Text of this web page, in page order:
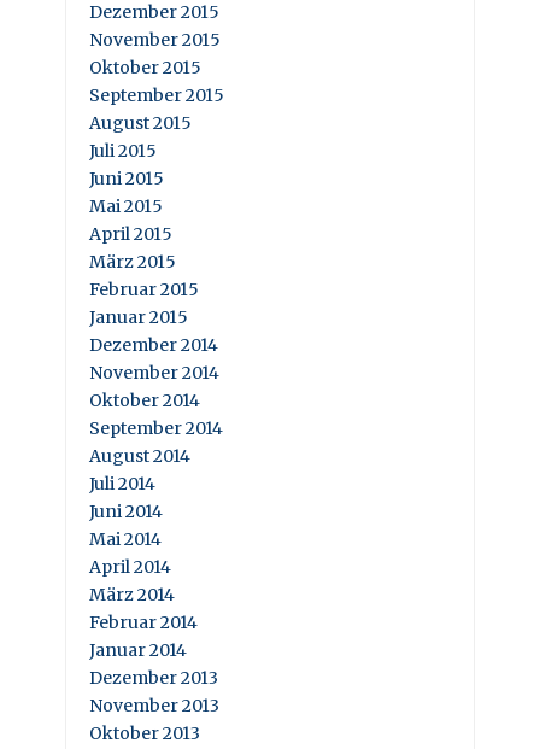
Dezember 2015
November 2015
Oktober 2015
September 2015
August 2015
Juli 2015
Juni 2015
Mai 2015
April 2015
März 2015
Februar 2015
Januar 2015
Dezember 2014
November 2014
Oktober 2014
September 2014
August 2014
Juli 2014
Juni 2014
Mai 2014
April 2014
März 2014
Februar 2014
Januar 2014
Dezember 2013
November 2013
Oktober 2013